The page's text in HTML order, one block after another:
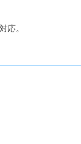
応。